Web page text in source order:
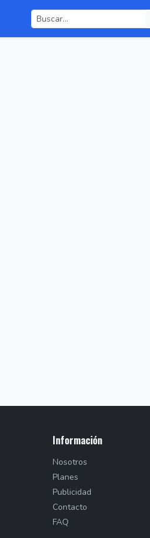
Información
Nosotros
Planes
Publicidad
Contacto
FAQ